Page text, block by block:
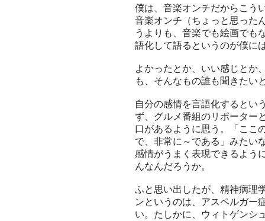
僕は、音楽オンチだからこう
音楽オンチ（ちょっと思った
うよりも、音楽でも絵画でも
語化して語るというのが僕に
よかったとか、いい感じとか
も、そんなもの誰も聞きたい
自分の感情を言語化するとい
ず、グルメ番組のリポーター
口があるように思う。「ここ
で、非常に～である」みたい
感情がうまく表現できるよう
んなんだろうか。
ふと思い出したが、精神病理
ンというのは、アスペルガー
い。たしかに、ウィトゲンシ